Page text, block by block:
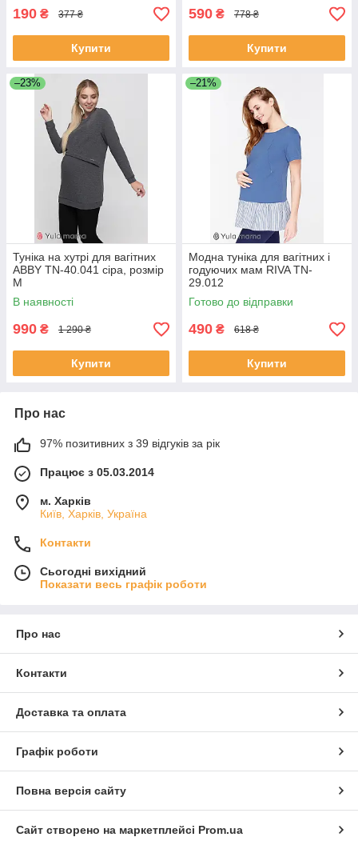
190 ₴ 377 ₴
Купити
590 ₴ 778 ₴
Купити
–23%
Туніка на хутрі для вагітних
ABBY TN-40.041 сіра, розмір
М
В наявності
990 ₴ 1 290 ₴
Купити
–21%
Модна туніка для вагітних і
годуючих мам RIVA TN-
29.012
Готово до відправки
490 ₴ 618 ₴
Купити
Про нас
97% позитивних з 39 відгуків за рік
Працює з 05.03.2014
м. Харків
Київ, Харків, Україна
Контакти
Сьогодні вихідний
Показати весь графік роботи
Про нас
Контакти
Доставка та оплата
Графік роботи
Повна версія сайту
Сайт створено на маркетплейсі Prom.ua